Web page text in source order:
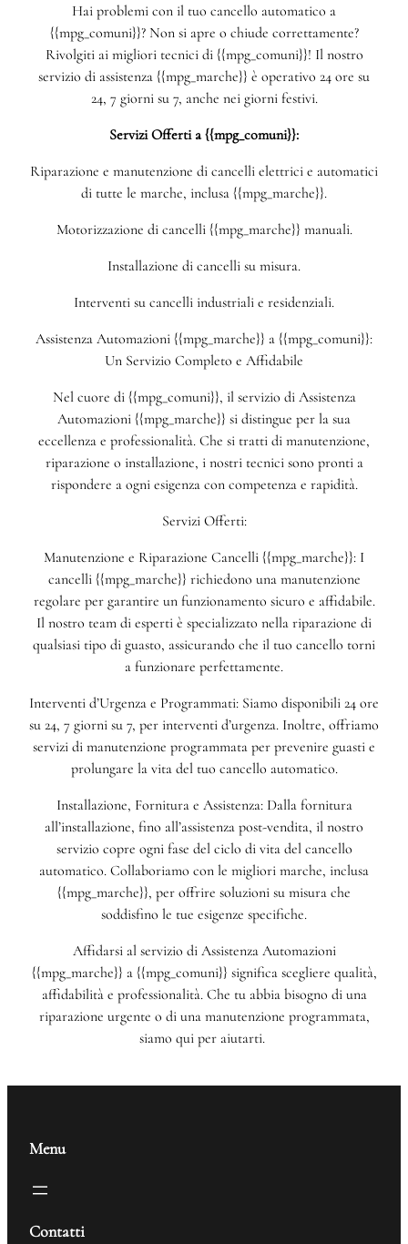
Hai problemi con il tuo cancello automatico a
{{mpg_comuni}}? Non si apre o chiude correttamente?
Rivolgiti ai migliori tecnici di {{mpg_comuni}}! Il nostro
servizio di assistenza {{mpg_marche}} è operativo 24 ore su
24, 7 giorni su 7, anche nei giorni festivi.
Servizi Offerti a {{mpg_comuni}}:
Riparazione e manutenzione di cancelli elettrici e automatici
di tutte le marche, inclusa {{mpg_marche}}.
Motorizzazione di cancelli {{mpg_marche}} manuali.
Installazione di cancelli su misura.
Interventi su cancelli industriali e residenziali.
Assistenza Automazioni {{mpg_marche}} a {{mpg_comuni}}:
Un Servizio Completo e Affidabile
Nel cuore di {{mpg_comuni}}, il servizio di Assistenza
Automazioni {{mpg_marche}} si distingue per la sua
eccellenza e professionalità. Che si tratti di manutenzione,
riparazione o installazione, i nostri tecnici sono pronti a
rispondere a ogni esigenza con competenza e rapidità.
Servizi Offerti:
Manutenzione e Riparazione Cancelli {{mpg_marche}}: I
cancelli {{mpg_marche}} richiedono una manutenzione
regolare per garantire un funzionamento sicuro e affidabile.
Il nostro team di esperti è specializzato nella riparazione di
qualsiasi tipo di guasto, assicurando che il tuo cancello torni
a funzionare perfettamente.
Interventi d’Urgenza e Programmati: Siamo disponibili 24 ore
su 24, 7 giorni su 7, per interventi d’urgenza. Inoltre, offriamo
servizi di manutenzione programmata per prevenire guasti e
prolungare la vita del tuo cancello automatico.
Installazione, Fornitura e Assistenza: Dalla fornitura
all’installazione, fino all’assistenza post-vendita, il nostro
servizio copre ogni fase del ciclo di vita del cancello
automatico. Collaboriamo con le migliori marche, inclusa
{{mpg_marche}}, per offrire soluzioni su misura che
soddisfino le tue esigenze specifiche.
Affidarsi al servizio di Assistenza Automazioni
{{mpg_marche}} a {{mpg_comuni}} significa scegliere qualità,
affidabilità e professionalità. Che tu abbia bisogno di una
riparazione urgente o di una manutenzione programmata,
siamo qui per aiutarti.
Menu
Contatti